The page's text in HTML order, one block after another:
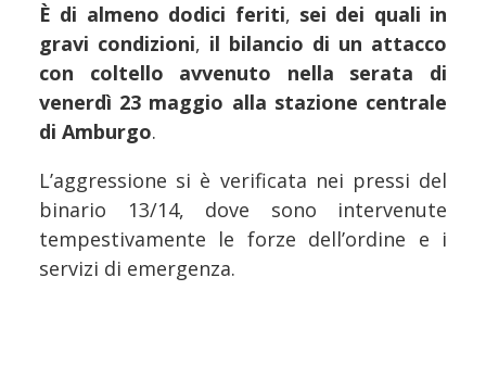
È di almeno dodici feriti, sei dei quali in
gravi condizioni, il bilancio di un attacco
con coltello avvenuto nella serata di
venerdì 23 maggio alla stazione centrale
di Amburgo.
L’aggressione si è verificata nei pressi del
binario 13/14, dove sono intervenute
tempestivamente le forze dell’ordine e i
servizi di emergenza.